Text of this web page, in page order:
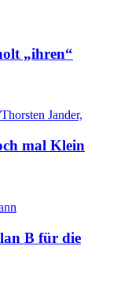
„ihren“
mal Klein
B für die